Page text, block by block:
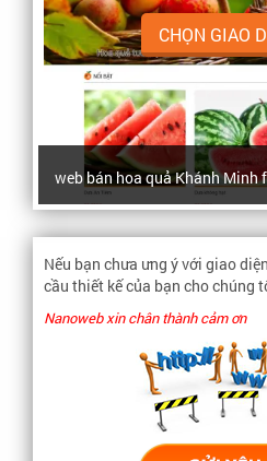
CHỌN GIAO
web bán hoa quả Khánh Minh
Nếu bạn chưa ưng ý với giao
cầu thiết kế của bạn cho chúng
Nanoweb xin chân thành cảm ơn